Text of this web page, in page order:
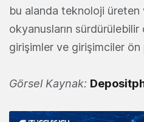
bu alanda teknoloji
okyanusların sürdürülebilir
girişimler ve girişimciler ön
Görsel Kaynak: